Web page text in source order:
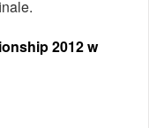
2012 w